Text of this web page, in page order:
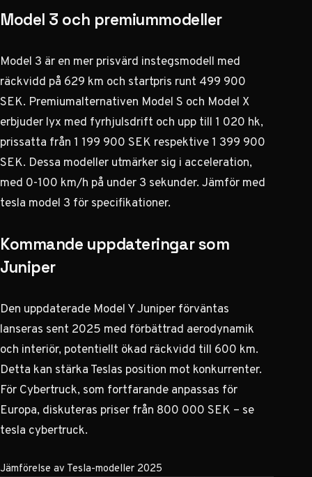
Model 3 och premiummodeller
Model 3 är en mer prisvärd instegsmodell med
räckvidd på 629 km och startpris runt 499 900
SEK. Premiumalternativen Model S och Model X
erbjuder lyx med fyrhjulsdrift och upp till 1 020 hk,
prissatta från 1 199 900 SEK respektive 1 399 900
SEK. Dessa modeller utmärker sig i acceleration,
med 0-100 km/h på under 3 sekunder. Jämför med
tesla model 3 för specifikationer.
Kommande uppdateringar som
Juniper
Den uppdaterade Model Y Juniper förväntas
lanseras sent 2025 med förbättrad aerodynamik
och interiör, potentiellt ökad räckvidd till 600 km.
Detta kan stärka Teslas position mot konkurrenter.
För Cybertruck, som fortfarande anpassas för
Europa, diskuteras priser från 800 000 SEK – se
tesla cybertruck.
Jämförelse av Tesla-modeller 2025